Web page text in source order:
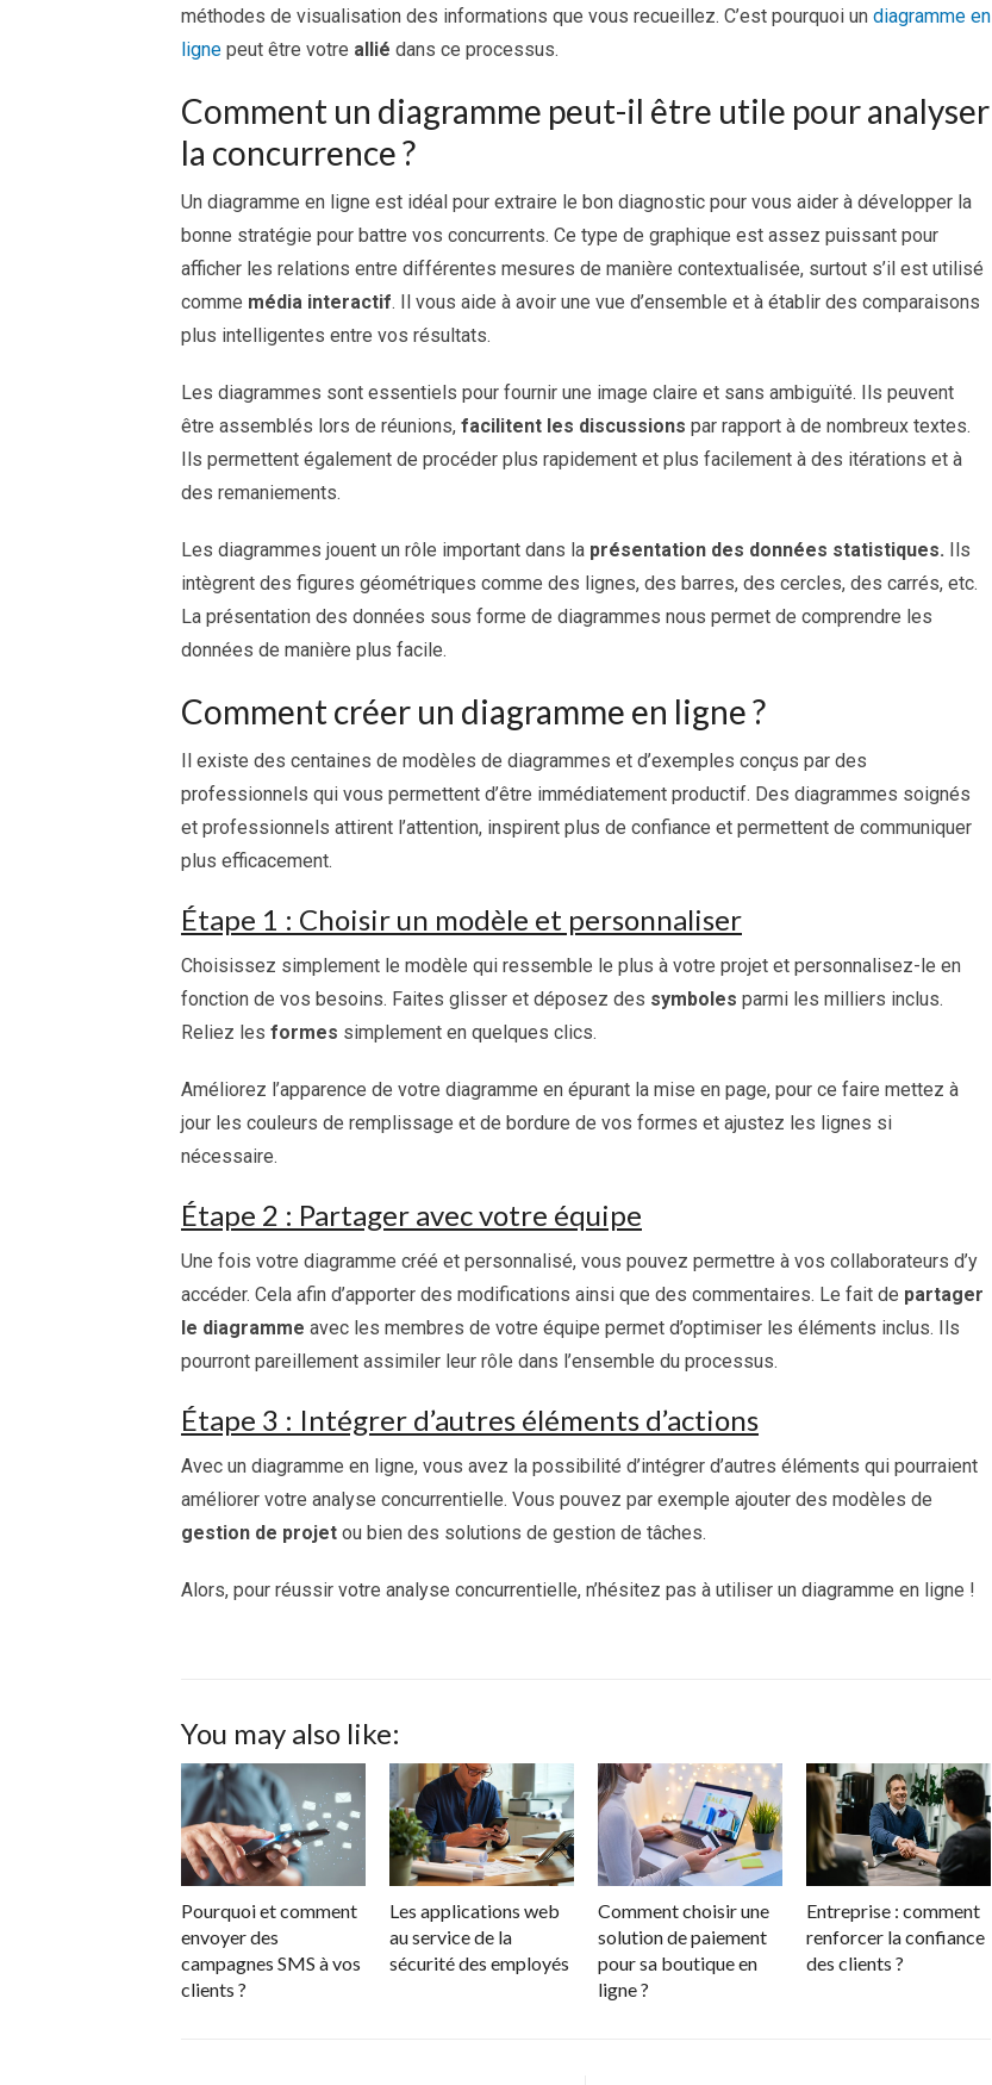
méthodes de visualisation des informations que vous recueillez. C’est pourquoi un diagramme en
ligne peut être votre allié dans ce processus.
Comment un diagramme peut-il être utile pour analyser
la concurrence ?
Un diagramme en ligne est idéal pour extraire le bon diagnostic pour vous aider à développer la
bonne stratégie pour battre vos concurrents. Ce type de graphique est assez puissant pour
afficher les relations entre différentes mesures de manière contextualisée, surtout s’il est utilisé
comme média interactif. Il vous aide à avoir une vue d’ensemble et à établir des comparaisons
plus intelligentes entre vos résultats.
Les diagrammes sont essentiels pour fournir une image claire et sans ambiguïté. Ils peuvent
être assemblés lors de réunions, facilitent les discussions par rapport à de nombreux textes.
Ils permettent également de procéder plus rapidement et plus facilement à des itérations et à
des remaniements.
Les diagrammes jouent un rôle important dans la présentation des données statistiques. Ils
intègrent des figures géométriques comme des lignes, des barres, des cercles, des carrés, etc.
La présentation des données sous forme de diagrammes nous permet de comprendre les
données de manière plus facile.
Comment créer un diagramme en ligne ?
Il existe des centaines de modèles de diagrammes et d’exemples conçus par des
professionnels qui vous permettent d’être immédiatement productif. Des diagrammes soignés
et professionnels attirent l’attention, inspirent plus de confiance et permettent de communiquer
plus efficacement.
Étape 1 : Choisir un modèle et personnaliser
Choisissez simplement le modèle qui ressemble le plus à votre projet et personnalisez-le en
fonction de vos besoins. Faites glisser et déposez des symboles parmi les milliers inclus.
Reliez les formes simplement en quelques clics.
Améliorez l’apparence de votre diagramme en épurant la mise en page, pour ce faire mettez à
jour les couleurs de remplissage et de bordure de vos formes et ajustez les lignes si
nécessaire.
Étape 2 : Partager avec votre équipe
Une fois votre diagramme créé et personnalisé, vous pouvez permettre à vos collaborateurs d’y
accéder. Cela afin d’apporter des modifications ainsi que des commentaires. Le fait de partager
le diagramme avec les membres de votre équipe permet d’optimiser les éléments inclus. Ils
pourront pareillement assimiler leur rôle dans l’ensemble du processus.
Étape 3 : Intégrer d’autres éléments d’actions
Avec un diagramme en ligne, vous avez la possibilité d’intégrer d’autres éléments qui pourraient
améliorer votre analyse concurrentielle. Vous pouvez par exemple ajouter des modèles de
gestion de projet ou bien des solutions de gestion de tâches.
Alors, pour réussir votre analyse concurrentielle, n’hésitez pas à utiliser un diagramme en ligne !
You may also like:
Pourquoi et comment
envoyer des
campagnes SMS à vos
clients ?
Les applications web
au service de la
sécurité des employés
Comment choisir une
solution de paiement
pour sa boutique en
ligne ?
Entreprise : comment
renforcer la confiance
des clients ?